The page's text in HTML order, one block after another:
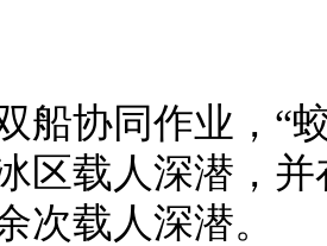
协同作业，“蛟
区载人深潜，
次载人深潜。